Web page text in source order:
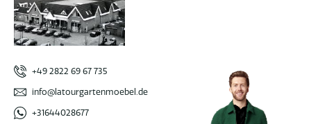
+49 2822 69 67 735
info@latourgartenmoebel.de
+31644028677